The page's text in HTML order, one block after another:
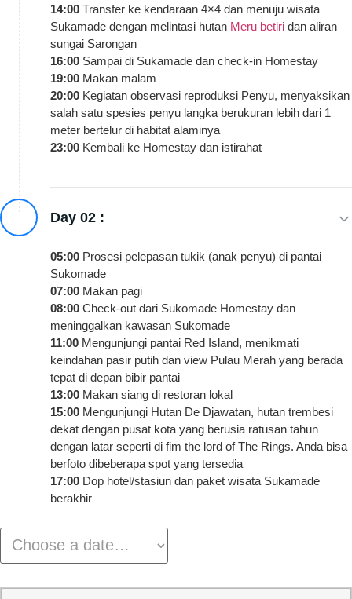
14:00 Transfer ke kendaraan 4×4 dan menuju wisata
Sukamade dengan melintasi hutan Meru betiri dan aliran
sungai Sarongan
16:00 Sampai di Sukamade dan check-in Homestay
19:00 Makan malam
20:00 Kegiatan observasi reproduksi Penyu, menyaksikan
salah satu spesies penyu langka berukuran lebih dari 1
meter bertelur di habitat alaminya
23:00 Kembali ke Homestay dan istirahat
Day 02 :
05:00 Prosesi pelepasan tukik (anak penyu) di pantai
Sukomade
07:00 Makan pagi
08:00 Check-out dari Sukomade Homestay dan
meninggalkan kawasan Sukomade
11:00 Mengunjungi pantai Red Island, menikmati
keindahan pasir putih dan view Pulau Merah yang berada
tepat di depan bibir pantai
13:00 Makan siang di restoran lokal
15:00 Mengunjungi Hutan De Djawatan, hutan trembesi
dekat dengan pusat kota yang berusia ratusan tahun
dengan latar seperti di fim the lord of The Rings. Anda bisa
berfoto dibeberapa spot yang tersedia
17:00 Dop hotel/stasiun dan paket wisata Sukamade
berakhir